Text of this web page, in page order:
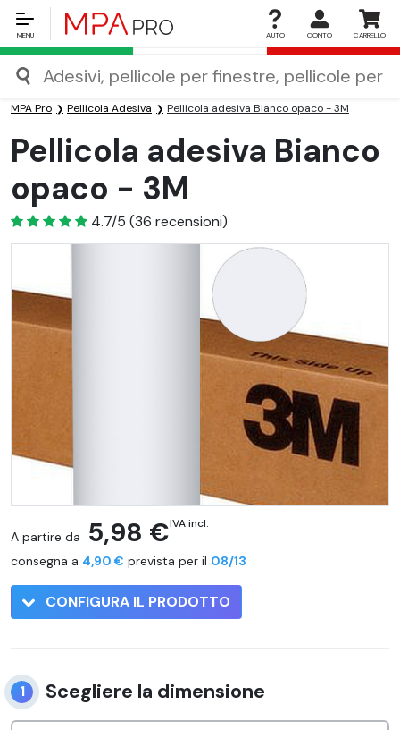
MENU AIUTO CONTO CARRELLO
MPA Pro Pellicola Adesiva Pellicola adesiva Bianco opaco - 3M
Pellicola adesiva Bianco
opaco - 3M
4.7
4.7/5 (36 recensioni)
A partire da 5,98 €IVA incl.
consegna a 4,90 € prevista per il 08/13
CONFIGURA IL PRODOTTO
1 Scegliere la dimensione